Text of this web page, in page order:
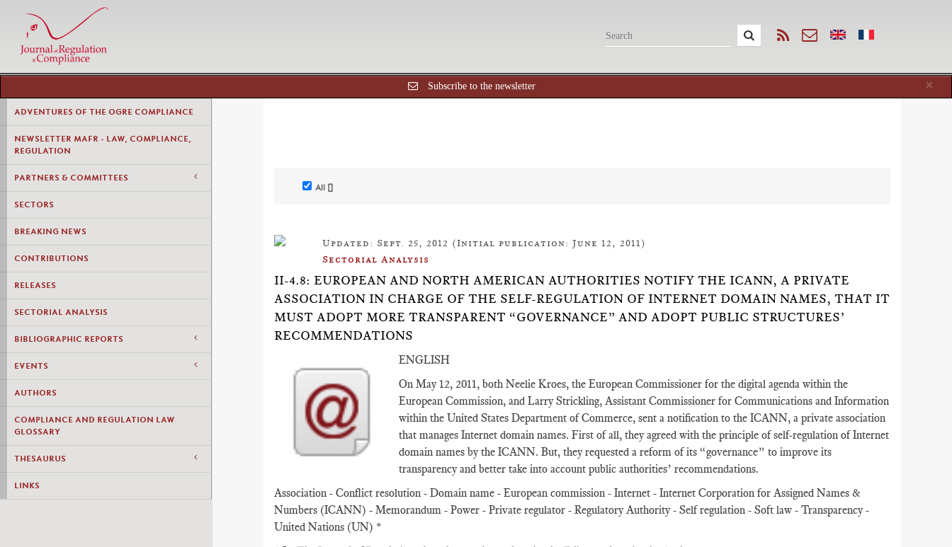
×
Subscribe to the newsletter
ADVENTURES OF THE OGRE COMPLIANCE
NEWSLETTER MAFR - LAW, COMPLIANCE,
REGULATION
PARTNERS & COMMITTEES
SECTORS
BREAKING NEWS
CONTRIBUTIONS
RELEASES
SECTORIAL ANALYSIS
BIBLIOGRAPHIC REPORTS
EVENTS
AUTHORS
COMPLIANCE AND REGULATION LAW
GLOSSARY
THESAURUS
LINKS
All []
Updated: Sept. 25, 2012 (Initial publication: June 12, 2011)
Sectorial Analysis
II-4.8: EUROPEAN AND NORTH AMERICAN AUTHORITIES NOTIFY THE ICANN, A PRIVATE
ASSOCIATION IN CHARGE OF THE SELF-REGULATION OF INTERNET DOMAIN NAMES, THAT IT
MUST ADOPT MORE TRANSPARENT “GOVERNANCE” AND ADOPT PUBLIC STRUCTURES’
RECOMMENDATIONS
ENGLISH
On May 12, 2011, both Neelie Kroes, the European Commissioner for the digital agenda within the
European Commission, and Larry Strickling, Assistant Commissioner for Communications and Information
within the United States Department of Commerce, sent a notification to the ICANN, a private association
that manages Internet domain names. First of all, they agreed with the principle of self-regulation of Internet
domain names by the ICANN. But, they requested a reform of its “governance” to improve its
transparency and better take into account public authorities’ recommendations.
Association - Conflict resolution - Domain name - European commission - Internet - Internet Corporation for Assigned Names &
Numbers (ICANN) - Memorandum - Power - Private regulator - Regulatory Authority - Self regulation - Soft law - Transparency -
United Nations (UN) *